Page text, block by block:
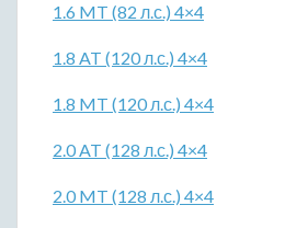
1.6 MT (82 л.с.) 4×4
1.8 AT (120 л.с.) 4×4
1.8 MT (120 л.с.) 4×4
2.0 AT (128 л.с.) 4×4
2.0 MT (128 л.с.) 4×4